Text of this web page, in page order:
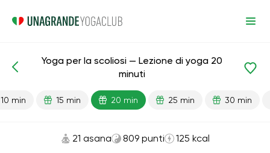
Indietro
Yoga per la scoliosi — Lezione di yoga 20
minuti
10 min 15 min 20 min 25 min 30 min
21 asana 809 punti 125 kcal